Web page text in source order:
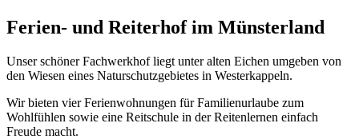
Ferien- und Reiterhof im Münsterland
Unser schöner Fachwerkhof liegt unter alten Eichen umgeben von
den Wiesen eines Naturschutzgebietes in Westerkappeln.
Wir bieten vier Ferienwohnungen für Familienurlaube zum
Wohlfühlen sowie eine Reitschule in der Reitenlernen einfach
Freude macht.